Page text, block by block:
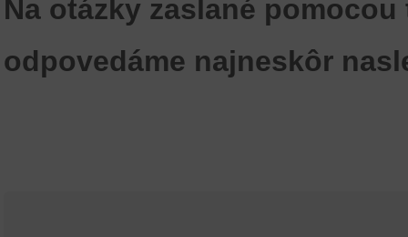
Na otázky zaslané
odpovedáme najneskôr